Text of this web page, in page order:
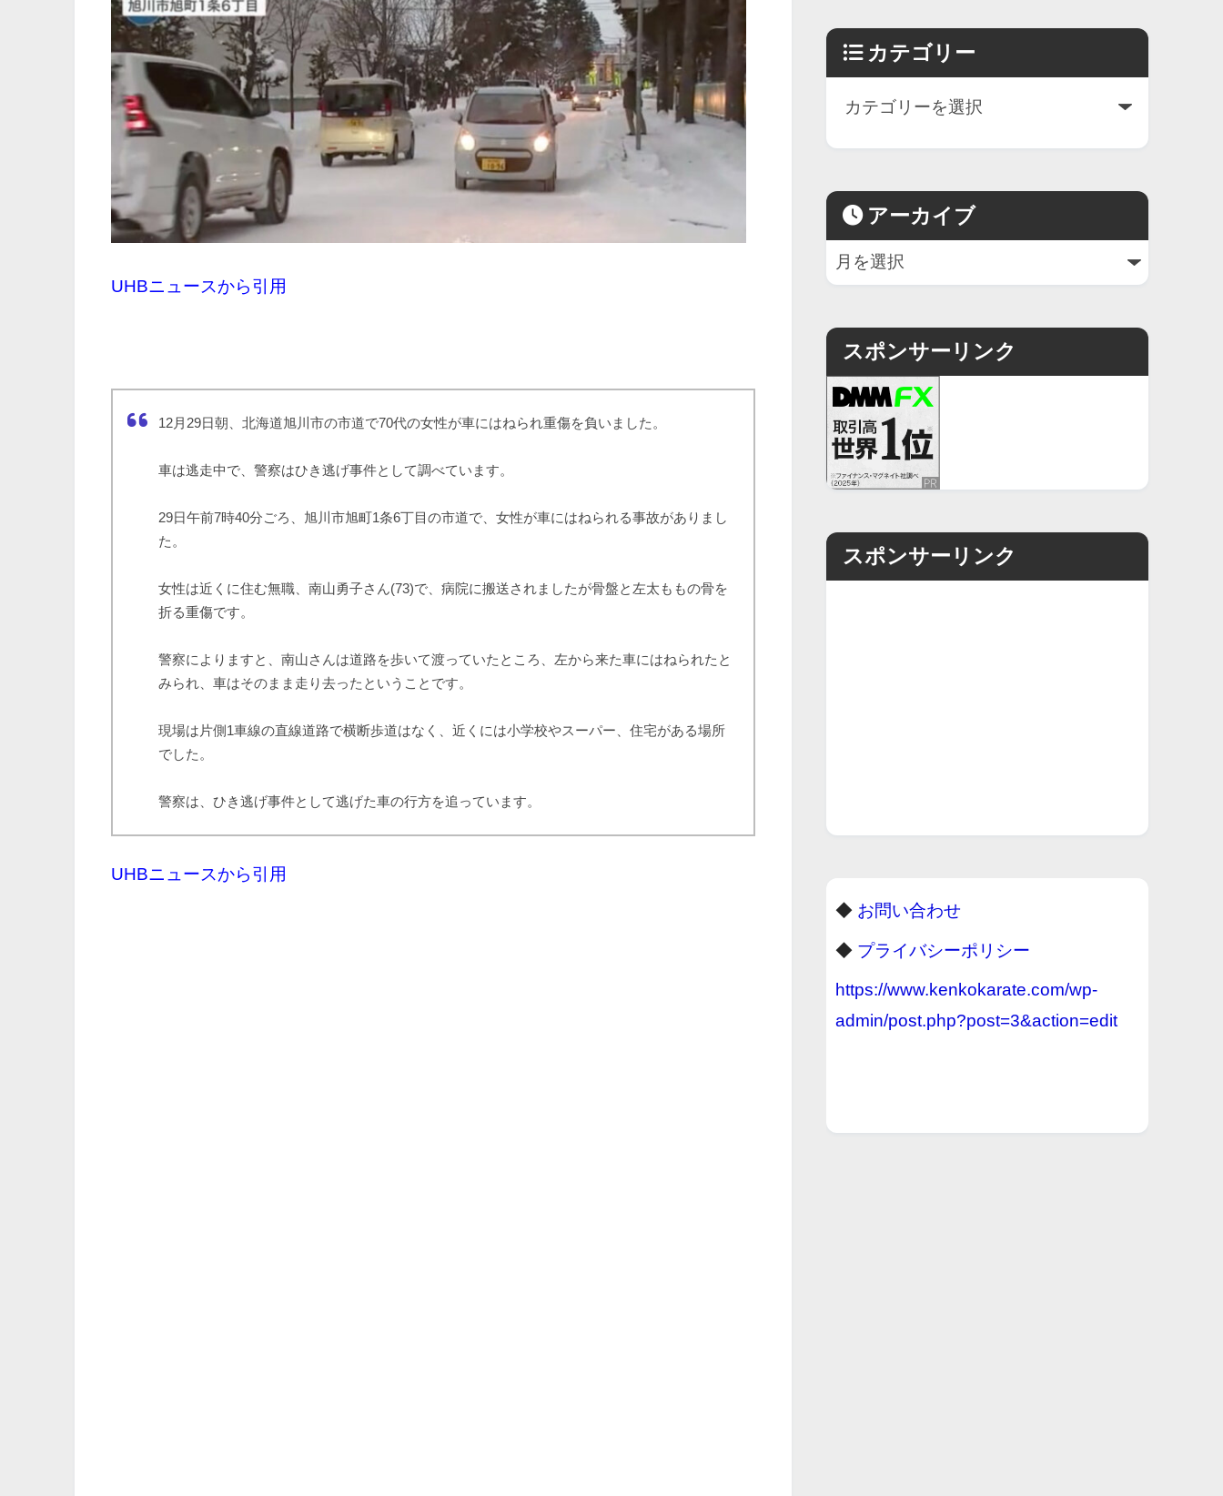
UHBニュースから引用
12月29日朝、北海道旭川市の市道で70代の女性が車にはねられ重傷を負いました。
車は逃走中で、警察はひき逃げ事件として調べています。
29日午前7時40分ごろ、旭川市旭町1条6丁目の市道で、女性が車にはねられる事故がありまし
た。
女性は近くに住む無職、南山勇子さん(73)で、病院に搬送されましたが骨盤と左太ももの骨を
折る重傷です。
警察によりますと、南山さんは道路を歩いて渡っていたところ、左から来た車にはねられたと
みられ、車はそのまま走り去ったということです。
現場は片側1車線の直線道路で横断歩道はなく、近くには小学校やスーパー、住宅がある場所
でした。
警察は、ひき逃げ事件として逃げた車の行方を追っています。
UHBニュースから引用
カテゴリー
アーカイブ
スポンサーリンク
スポンサーリンク
◆ お問い合わせ
◆ プライバシーポリシー
https://www.kenkokarate.com/wp-
admin/post.php?post=3&action=edit